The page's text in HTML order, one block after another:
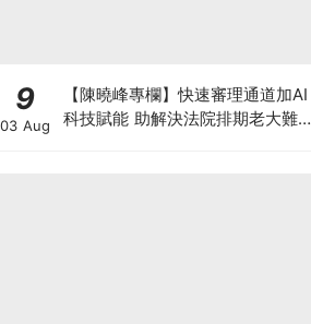
9
03 Aug
【陳曉峰專欄】快速審理通道加AI
科技賦能 助解決法院排期老大難問